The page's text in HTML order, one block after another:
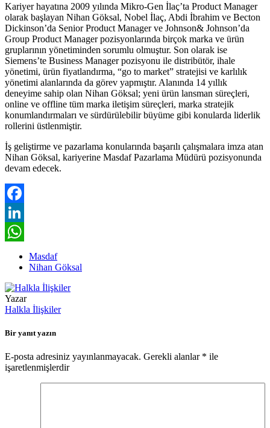
Kariyer hayatına 2009 yılında Mikro-Gen İlaç’ta Product Manager
olarak başlayan Nihan Göksal, Nobel İlaç, Abdi İbrahim ve Becton
Dickinson’da Senior Product Manager ve Johnson& Johnson’da
Group Product Manager pozisyonlarında birçok marka ve ürün
gruplarının yönetiminden sorumlu olmuştur. Son olarak ise
Siemens’te Business Manager pozisyonu ile distribütör, ihale
yönetimi, ürün fiyatlandırma, “go to market” stratejisi ve karlılık
yönetimi alanlarında da görev yapmıştır. Alanında 14 yıllık
deneyime sahip olan Nihan Göksal; yeni ürün lansman süreçleri,
online ve offline tüm marka iletişim süreçleri, marka stratejik
konumlandırmaları ve sürdürülebilir büyüme gibi konularda liderlik
rollerini üstlenmiştir.
İş geliştirme ve pazarlama konularında başarılı çalışmalara imza atan
Nihan Göksal, kariyerine Masdaf Pazarlama Müdürü pozisyonunda
devam edecek.
Facebook
LinkedIn
WhatsApp
Masdaf
Nihan Göksal
Yazar
Halkla İlişkiler
Bir yanıt yazın
E-posta adresiniz yayınlanmayacak. Gerekli alanlar * ile
işaretlenmişlerdir